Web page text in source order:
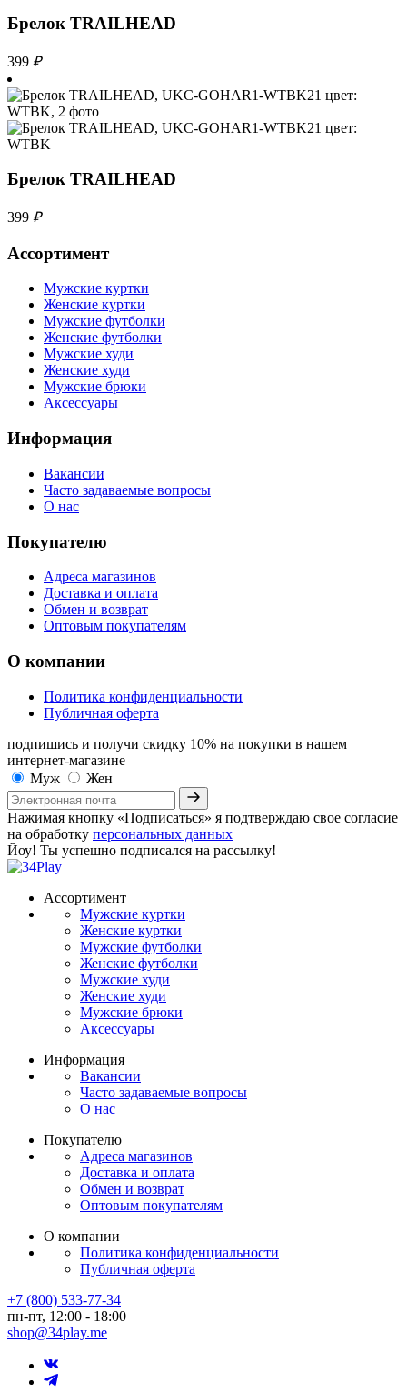
Брелок TRAILHEAD
399 ₽
Брелок TRAILHEAD
399 ₽
Ассортимент
Мужские куртки
Женские куртки
Мужские футболки
Женские футболки
Мужские худи
Женские худи
Мужские брюки
Аксессуары
Информация
Вакансии
Часто задаваемые вопросы
О нас
Покупателю
Адреса магазинов
Доставка и оплата
Обмен и возврат
Оптовым покупателям
О компании
Политика конфиденциальности
Публичная оферта
подпишись и получи скидку 10% на покупки в нашем
интернет-магазине
Муж
Жен
Нажимая кнопку «Подписаться» я подтверждаю свое согласие
на обработку персональных данных
Йоу! Ты успешно подписался на рассылку!
Ассортимент
Мужские куртки
Женские куртки
Мужские футболки
Женские футболки
Мужские худи
Женские худи
Мужские брюки
Аксессуары
Информация
Вакансии
Часто задаваемые вопросы
О нас
Покупателю
Адреса магазинов
Доставка и оплата
Обмен и возврат
Оптовым покупателям
О компании
Политика конфиденциальности
Публичная оферта
+7 (800) 533-77-34
пн-пт, 12:00 - 18:00
shop@34play.me